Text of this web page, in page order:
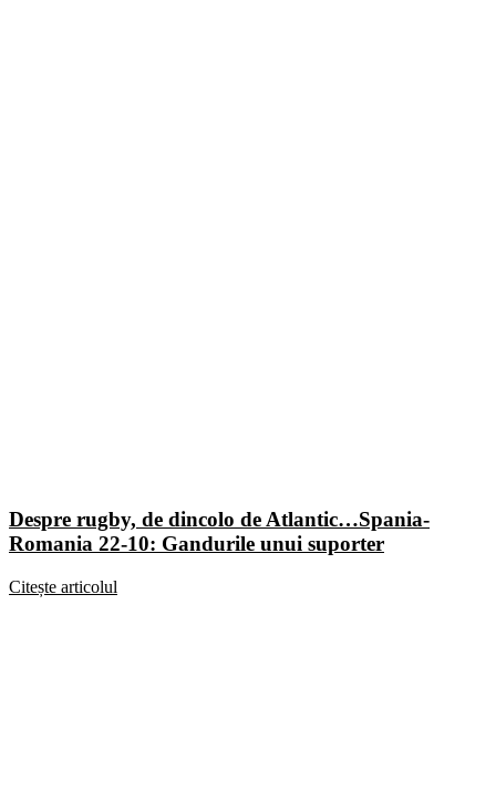
Despre rugby, de dincolo de Atlantic…Spania-
Romania 22-10: Gandurile unui suporter
Citește articolul